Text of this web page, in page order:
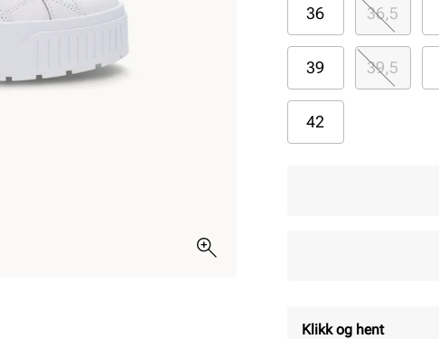
36 36,5
39 39,5
42
Klikk og hent